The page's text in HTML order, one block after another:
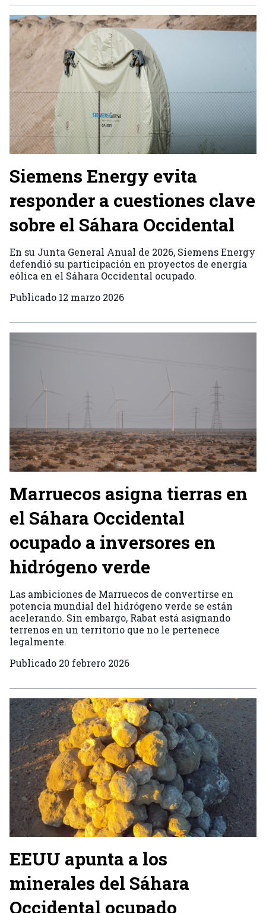
Siemens Energy evita
responder a cuestiones clave
sobre el Sáhara Occidental
En su Junta General Anual de 2026, Siemens Energy
defendió su participación en proyectos de energía
eólica en el Sáhara Occidental ocupado.
Publicado 12 marzo 2026
Marruecos asigna tierras en
el Sáhara Occidental
ocupado a inversores en
hidrógeno verde
Las ambiciones de Marruecos de convertirse en
potencia mundial del hidrógeno verde se están
acelerando. Sin embargo, Rabat está asignando
terrenos en un territorio que no le pertenece
legalmente.
Publicado 20 febrero 2026
EEUU apunta a los
minerales del Sáhara
Occidental ocupado